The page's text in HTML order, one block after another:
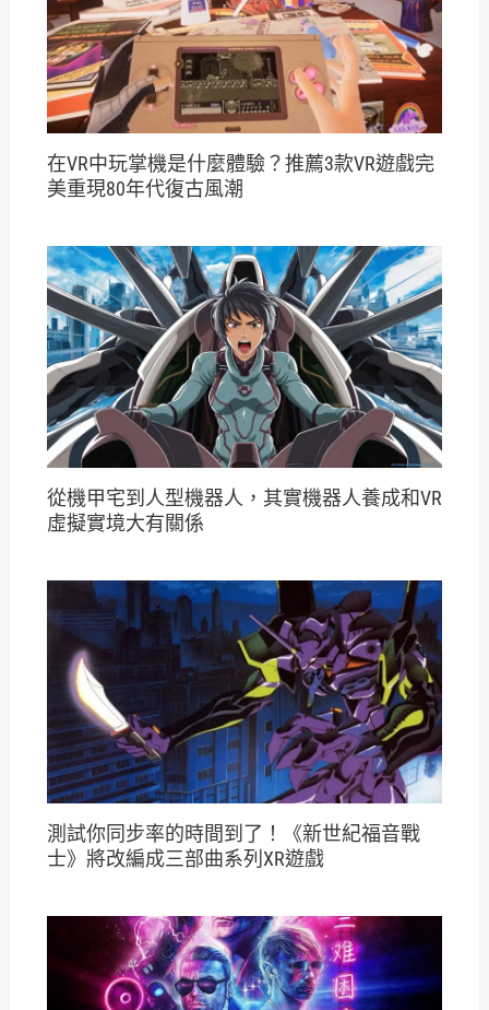
在VR中玩掌機是什麼體驗？推薦3款VR遊戲完
美重現80年代復古風潮
從機甲宅到人型機器人，其實機器人養成和VR
虛擬實境大有關係
測試你同步率的時間到了！《新世紀福音戰
士》將改編成三部曲系列XR遊戲